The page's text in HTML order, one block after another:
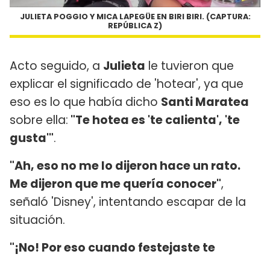
JULIETA POGGIO Y MICA LAPEGÜE EN BIRI BIRI. (CAPTURA:
REPÚBLICA Z)
Acto seguido, a Julieta le tuvieron que
explicar el significado de 'hotear', ya que
eso es lo que había dicho Santi Maratea
sobre ella: "Te hotea es 'te calienta', 'te
gusta'".
"Ah, eso no me lo dijeron hace un rato.
Me dijeron que me quería conocer",
señaló 'Disney', intentando escapar de la
situación.
"¡No! Por eso cuando festejaste te